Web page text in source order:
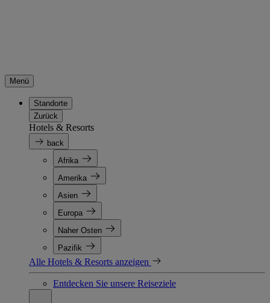
Menü
Standorte
Zurück
Hotels & Resorts
back
Afrika
Amerika
Asien
Europa
Naher Osten
Pazifik
Alle Hotels & Resorts anzeigen
Entdecken Sie unsere Reiseziele